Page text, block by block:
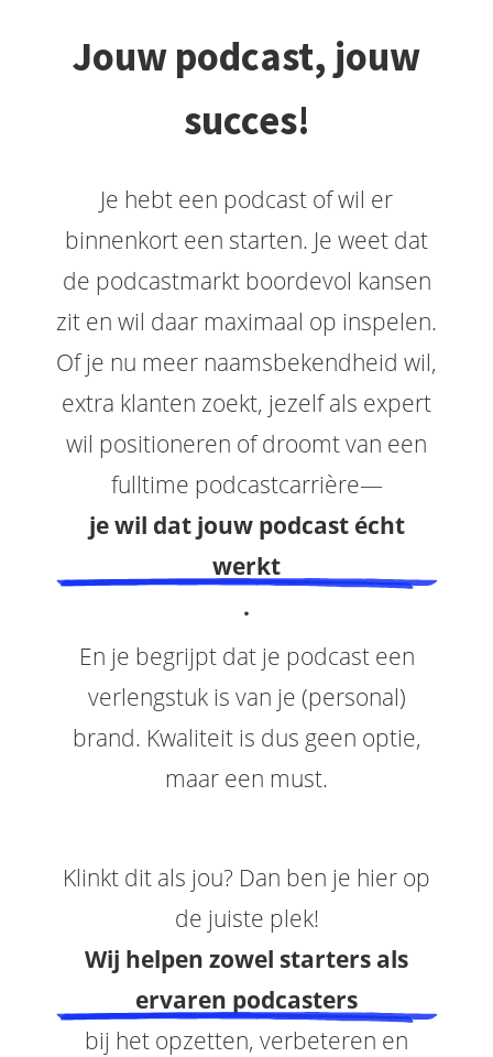
Jouw podcast, jouw
succes!
Je hebt een podcast of wil er
binnenkort een starten. Je weet dat
de podcastmarkt boordevol kansen
zit en wil daar maximaal op inspelen.
Of je nu meer naamsbekendheid wil,
extra klanten zoekt, jezelf als expert
wil positioneren of droomt van een
fulltime podcastcarrière—
je wil dat jouw podcast écht
werkt
.
En je begrijpt dat je podcast een
verlengstuk is van je (personal)
brand. Kwaliteit is dus geen optie,
maar een must.
Klinkt dit als jou? Dan ben je hier op
de juiste plek!
Wij helpen zowel starters als
ervaren podcasters
bij het opzetten, verbeteren en